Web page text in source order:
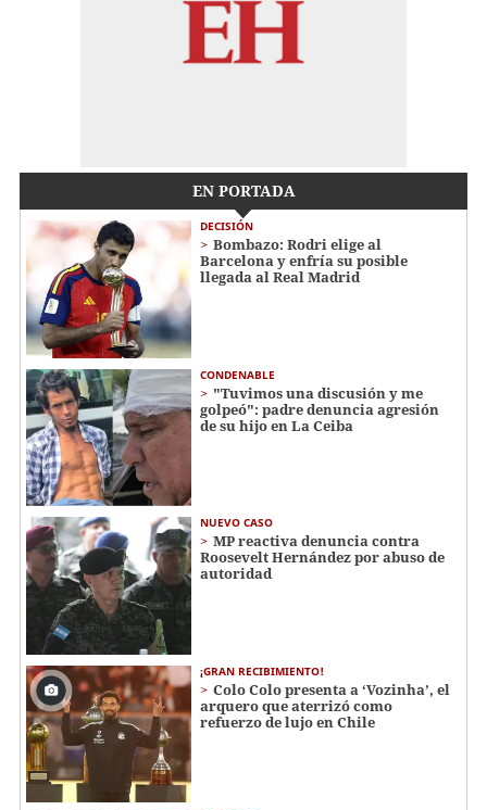
EN PORTADA
DECISIÓN
Bombazo: Rodri elige al
Barcelona y enfría su posible
llegada al Real Madrid
CONDENABLE
"Tuvimos una discusión y me
golpeó": padre denuncia agresión
de su hijo en La Ceiba
NUEVO CASO
MP reactiva denuncia contra
Roosevelt Hernández por abuso de
autoridad
¡GRAN RECIBIMIENTO!
Colo Colo presenta a ‘Vozinha’, el
arquero que aterrizó como
refuerzo de lujo en Chile